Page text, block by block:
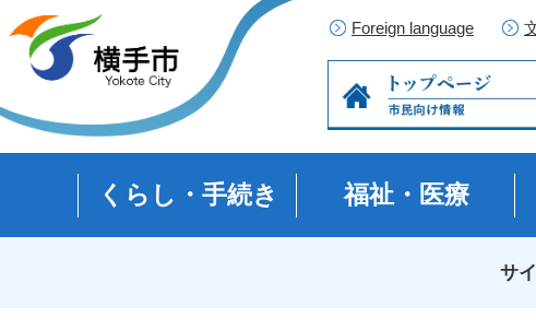
Foreign language
くらし・手続き 福祉・医療
サ